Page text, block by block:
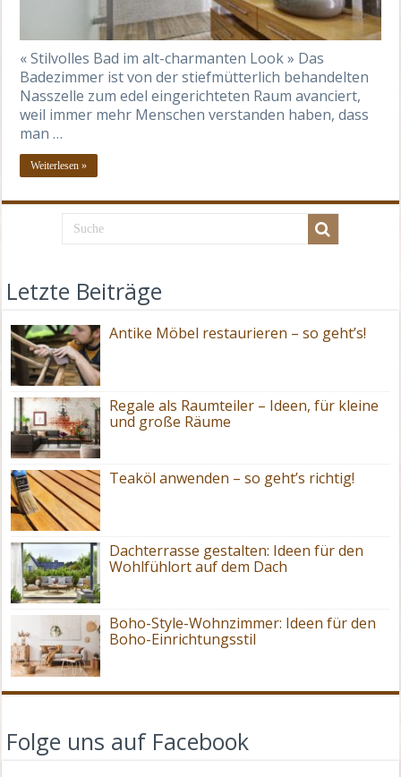
« Stilvolles Bad im alt-charmanten Look » Das
Badezimmer ist von der stiefmütterlich behandelten
Nasszelle zum edel eingerichteten Raum avanciert,
weil immer mehr Menschen verstanden haben, dass
man …
Weiterlesen »
Letzte Beiträge
Antike Möbel restaurieren – so geht’s!
Regale als Raumteiler – Ideen, für kleine
und große Räume
Teaköl anwenden – so geht’s richtig!
Dachterrasse gestalten: Ideen für den
Wohlfühlort auf dem Dach
Boho-Style-Wohnzimmer: Ideen für den
Boho-Einrichtungsstil
Folge uns auf Facebook